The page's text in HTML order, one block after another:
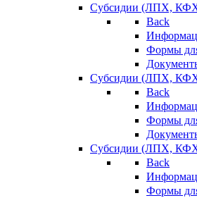
Субсидии (ЛПХ,
Back
Формы
Субсидии (ЛПХ,
Back
Формы
Субсидии (ЛПХ,
Back
Формы